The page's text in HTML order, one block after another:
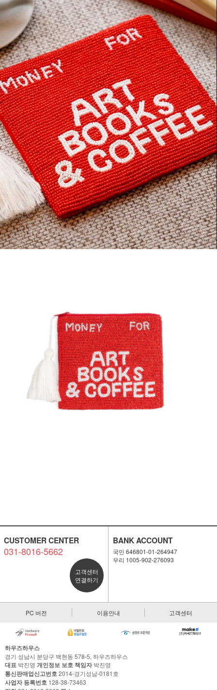
이코 라이프 하
CUSTOMER CENTER
031-8016-5662
고객센터
연결하기
BANK ACCOUNT
국민 646801-01-264947
우리 1005-902-276093
PC 버전 이용안내 고객센터
하우즈하우스
경기 성남시 분당구 백현동 578-5, 하우즈하우스
대표 박진영 개인정보 보호 책임자박진영
통신판매업신고번호2014-경기성남-0181호
사업자 등록번호 128-38-73463